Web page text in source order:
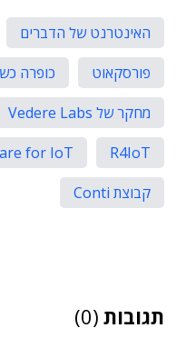
האינטרנט של הדברים
פורסקאוט
כופרה
מחקר של Vedere Labs
R4IoT
for IoT
קבוצת Conti
תגובות (0)